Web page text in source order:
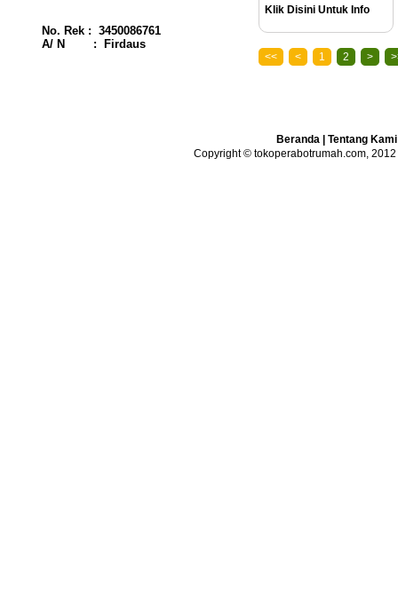
No. Rek : 3450086761
A/ N : Firdaus
Klik Disini Untuk Info
<< < 1 2 >
Beranda| Tentang Kami
Copyright © tokoperabotrumah.com,